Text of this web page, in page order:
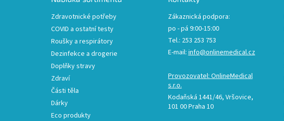
Zdravotnické potřeby
COVID a ostatní testy
Roušky a respirátory
Dezinfekce a drogerie
Doplňky stravy
Zdraví
Části těla
Dárky
Eco produkty
Zákaznická podpora:
po - pá 9:00-15:00
Tel.: 253 253 753
E-mail: info@onlinemedical.cz
Provozovatel: OnlineMedical
s.r.o.
Kodaňská 1441/46, Vršovice,
101 00 Praha 10